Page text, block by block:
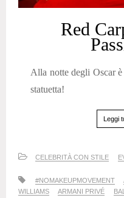
Red
Alla notte degli Oscar
statuetta!
Leggi
CELEBRITÀ CON STILE
#NOMAKEUPMOVEMENT
WILLIAMS
ARMANI PRIVÉ